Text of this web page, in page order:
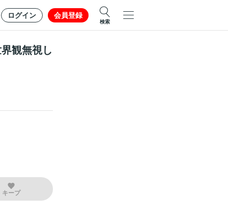
ログイン 会員登録
検索
観無視し
キープ